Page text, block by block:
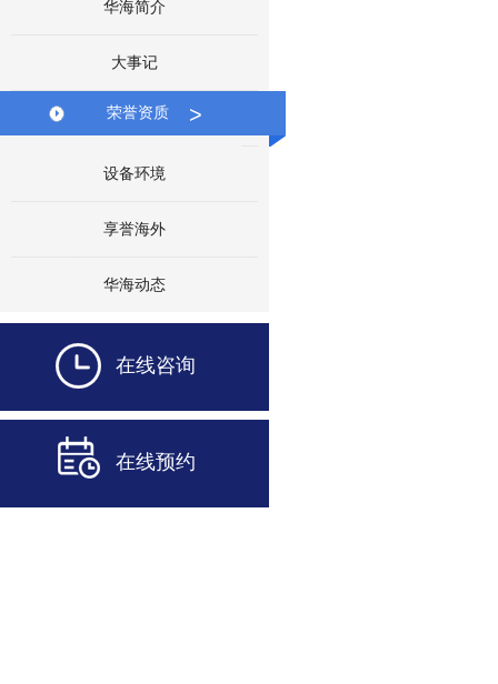
华海简介
大事记
荣誉资质 >
设备环境
享誉海外
华海动态
在线咨询
在线预约